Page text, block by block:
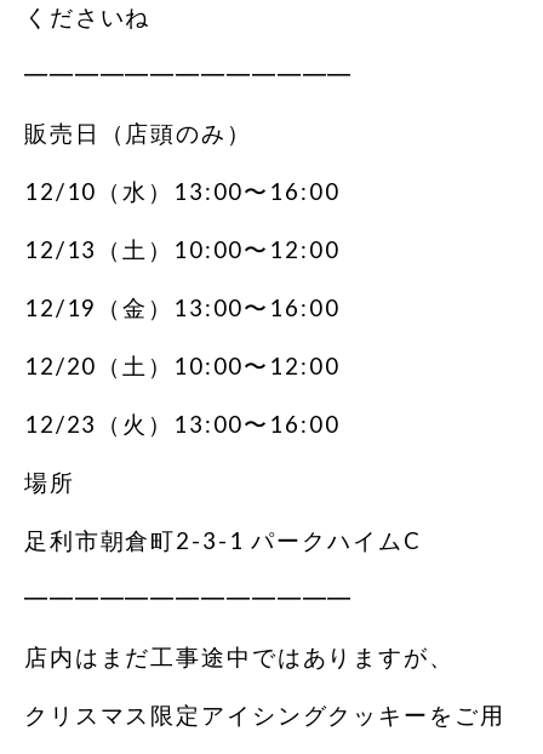
くださいね
━━━━━━━━━━━━━
販売日（店頭のみ）
12/10（水）13:00〜16:00
12/13（土）10:00〜12:00
12/19（金）13:00〜16:00
12/20（土）10:00〜12:00
12/23（火）13:00〜16:00
場所
足利市朝倉町2-3-1 パークハイムC
━━━━━━━━━━━━━
店内はまだ工事途中ではありますが、
クリスマス限定アイシングクッキーをご用